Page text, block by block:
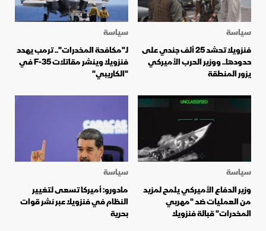
سياسة
فنزويلا تحشد 25 ألف جندي على
حدودها.. ووزير الحرب الأميركي
يزور المنطقة
سياسة
لـ"مكافحة المخدرات".. ترمب يهدد
فنزويلا وينشر مقاتلات F-35 في
"الكاريبي"
سياسة
وزير الدفاع الأميركي يلمح لمزيد
من العمليات ضد "مهربي
المخدرات" قبالة فنزويلا
سياسة
مادورو: أميركا تسعى لتغيير
النظام في فنزويلا عبر نشر قوات
بحرية